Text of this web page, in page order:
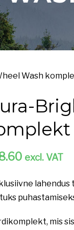
Wash
excl. VAT
mis